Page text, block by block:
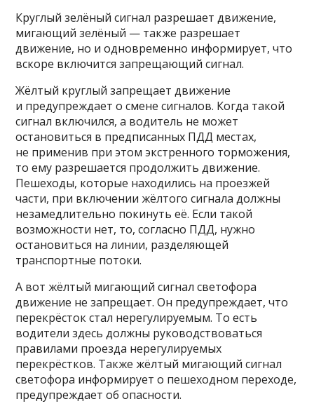
Круглый зелёный сигнал разрешает движение,
мигающий зелёный — также разрешает
движение, но и одновременно информирует, что
вскоре включится запрещающий сигнал.
Жёлтый круглый запрещает движение
и предупреждает о смене сигналов. Когда такой
сигнал включился, а водитель не может
остановиться в предписанных ПДД местах,
не применив при этом экстренного торможения,
то ему разрешается продолжить движение.
Пешеходы, которые находились на проезжей
части, при включении жёлтого сигнала должны
незамедлительно покинуть её. Если такой
возможности нет, то, согласно ПДД, нужно
остановиться на линии, разделяющей
транспортные потоки.
А вот жёлтый мигающий сигнал светофора
движение не запрещает. Он предупреждает, что
перекрёсток стал нерегулируемым. То есть
водители здесь должны руководствоваться
правилами проезда нерегулируемых
перекрёстков. Также жёлтый мигающий сигнал
светофора информирует о пешеходном переходе,
предупреждает об опасности.